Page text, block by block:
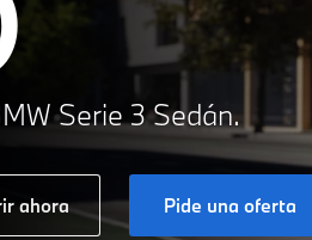
Serie 3 Sedán.
ahora Pide una oferta